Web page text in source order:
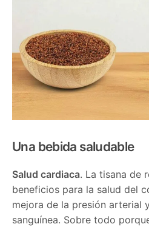
Una bebida saludable
Salud cardiaca. La tisana de
beneficios para la salud del
mejora de la presión arterial
sanguínea. Sobre todo